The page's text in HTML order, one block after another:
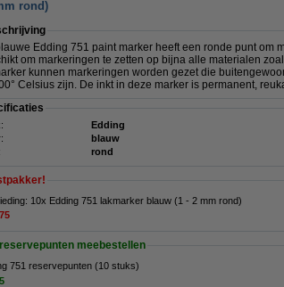
rond)
Edding 751 paint marker heeft een ronde punt om
om markeringen te zetten op bijna alle materialen
kunnen markeringen worden gezet die
Celsius zijn. De inkt in deze marker is permanent,
Edding
blauw
rond
10x Edding 751 lakmarker blauw (1 - 2 mm rond)
meebestellen
751 reservepunten (10 stuks)